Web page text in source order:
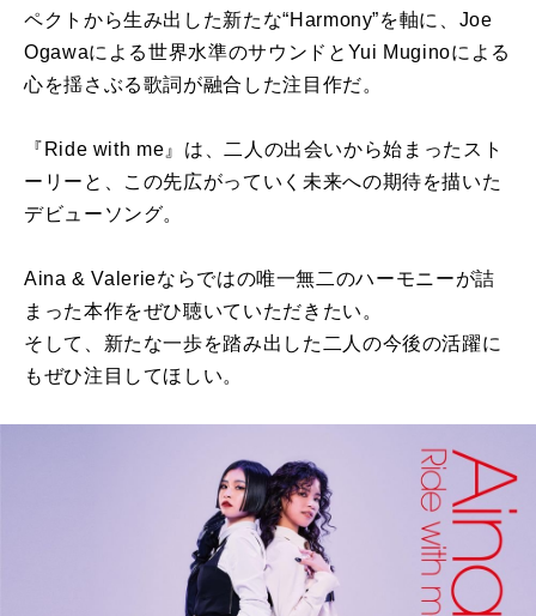
ペクトから生み出した新たな“Harmony”を軸に、Joe
Ogawaによる世界水準のサウンドとYui Muginoによる
心を揺さぶる歌詞が融合した注目作だ。
『Ride with me』は、二人の出会いから始まったスト
ーリーと、この先広がっていく未来への期待を描いた
デビューソング。
Aina & Valerieならではの唯一無二のハーモニーが詰
まった本作をぜひ聴いていただきたい。
そして、新たな一歩を踏み出した二人の今後の活躍に
もぜひ注目してほしい。